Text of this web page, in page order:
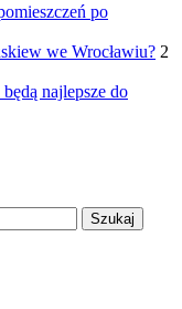
po
we Wrocławiu? 2
najlepsze do